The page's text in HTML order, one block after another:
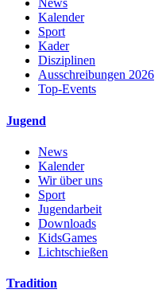
News
Kalender
Sport
Kader
Disziplinen
Ausschreibungen 2026
Top-Events
Jugend
News
Kalender
Wir über uns
Sport
Jugendarbeit
Downloads
KidsGames
Lichtschießen
Tradition